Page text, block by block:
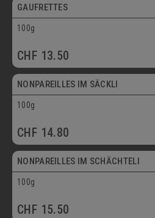
GAUFRETTES
100g
CHF 13.50
Postversand
NONPAREILLES IM SÄCKLI
100g
CHF 14.80
Postversand
NONPAREILLES IM SCHÄCHTELI
100g
CHF 15.50